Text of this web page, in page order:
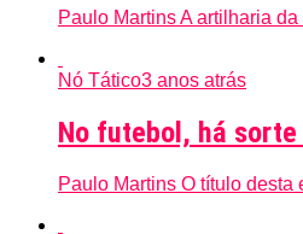
Paulo Martins A artilharia
Nó Tático3 anos atrás
No futebol, há
Paulo Martins O título